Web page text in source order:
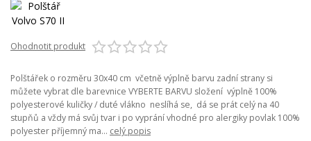
Ohodnotit produkt
Polštářek o rozměru 30x40 cm včetně výplně barvu zadní strany si
můžete vybrat dle barevnice VYBERTE BARVU složení výplně 100%
polyesterové kuličky / duté vlákno neslíhá se, dá se prát celý na 40
stupňů a vždy má svůj tvar i po vyprání vhodné pro alergiky povlak 100%
polyester příjemný ma... celý popis